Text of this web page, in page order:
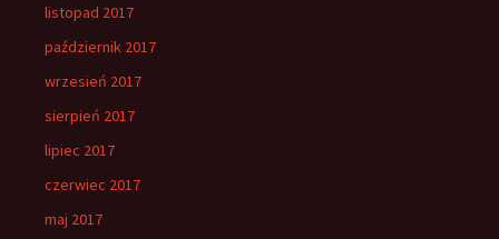
listopad 2017
październik 2017
wrzesień 2017
sierpień 2017
lipiec 2017
czerwiec 2017
maj 2017